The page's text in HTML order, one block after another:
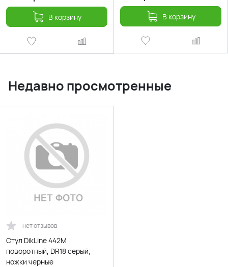
В корзину В корзину
Недавно просмотренные
нет отзывов
Стул DikLine 442М
поворотный, DR18 серый,
ножки черные